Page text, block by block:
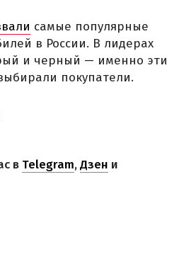
самые популярные
в России. В лидерах
и черный — именно эти
покупатели.
в Telegram,Дзен и